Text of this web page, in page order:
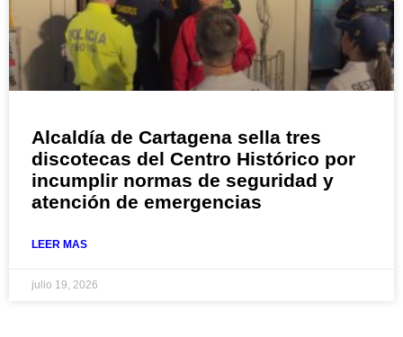
Alcaldía de Cartagena sella tres
discotecas del Centro Histórico por
incumplir normas de seguridad y
atención de emergencias
LEER MAS
julio 19, 2026